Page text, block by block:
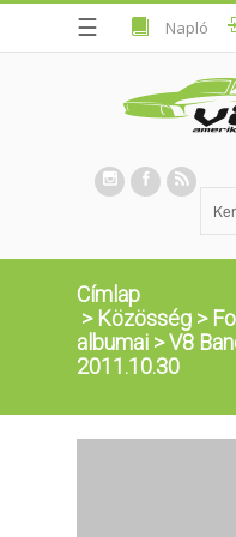
☰ Napló
Címlap
> Közösség >
albumai >V8
2011.10.30